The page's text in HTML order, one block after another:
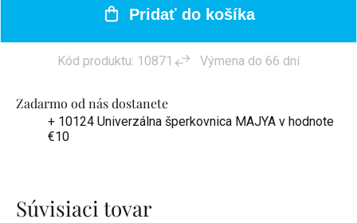
Zadarmo od nás dostanete
+ 10124 Univerzálna šperkovnica MAJYA v hodnote
€10
Pridať do košíka
Kód produktu: 10871 Výmena do 66 dní
Súvisiaci tovar